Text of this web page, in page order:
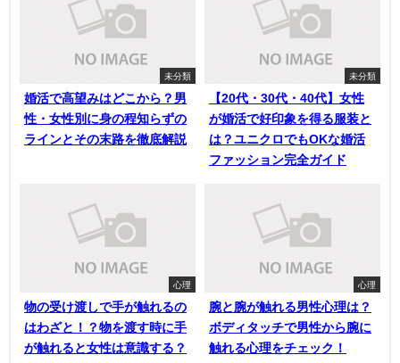
未分類
婚活で高望みはどこから？男
性・女性別に身の程知らずの
ラインとその末路を徹底解説
未分類
【20代・30代・40代】女性
が婚活で好印象を得る服装と
は？ユニクロでもOKな婚活
ファッション完全ガイド
心理
物の受け渡しで手が触れるの
はわざと！？物を渡す時に手
が触れると女性は意識する？
心理
腕と腕が触れる男性心理は？
ボディタッチで男性から腕に
触れる心理をチェック！